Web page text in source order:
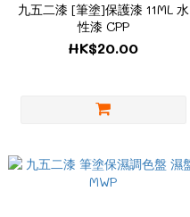
九五二漆 [筆塗]保護漆 11ML 水
性漆 CPP
HK$20.00